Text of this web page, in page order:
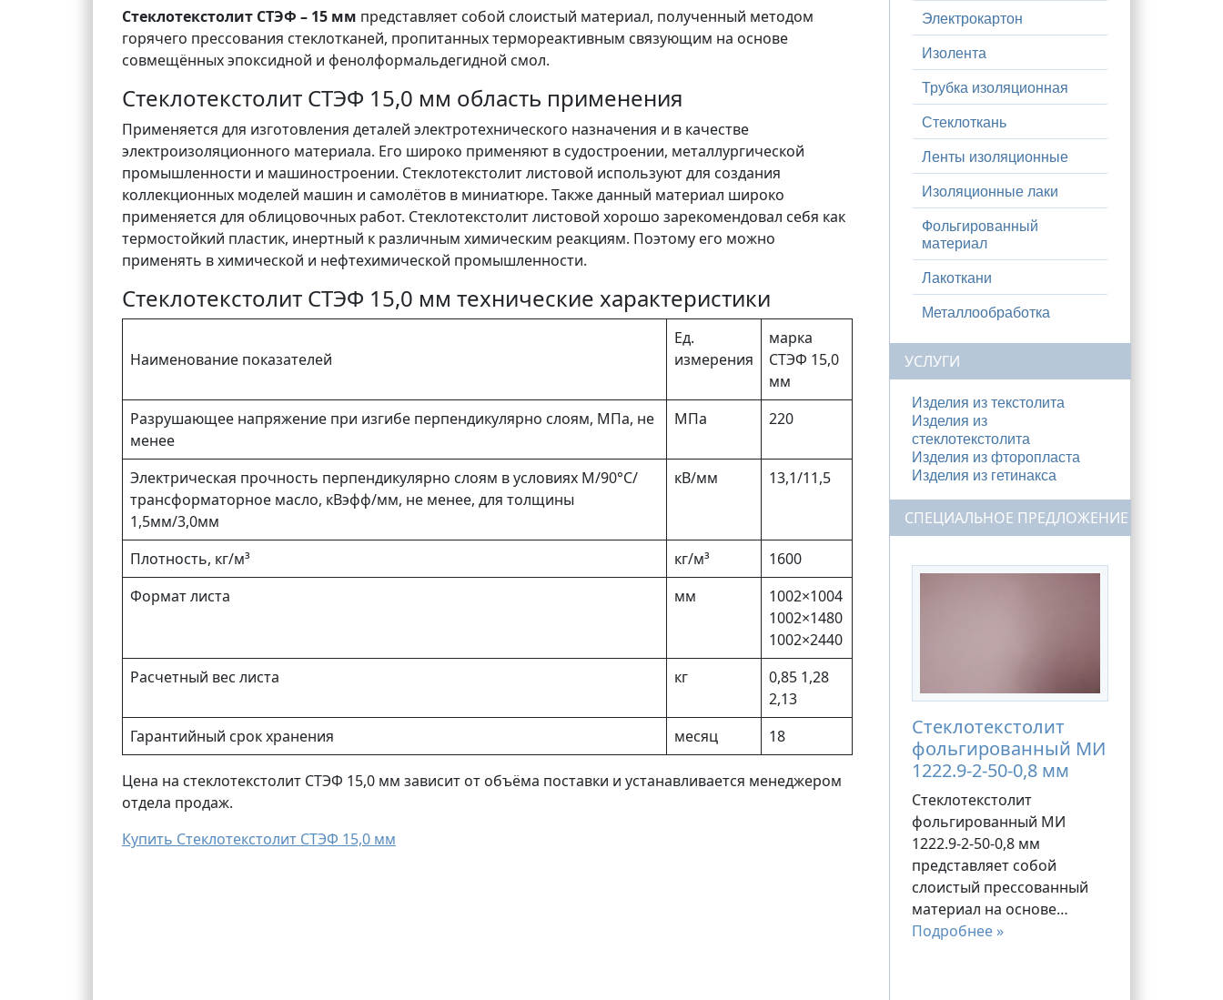
Стеклотекстолит СТЭФ – 15 мм представляет собой слоистый материал, полученный методом
горячего прессования стеклотканей, пропитанных термореактивным связующим на основе
совмещённых эпоксидной и фенолформальдегидной смол.
Стеклотекстолит СТЭФ 15,0 мм область применения
Применяется для изготовления деталей электротехнического назначения и в качестве
электроизоляционного материала. Его широко применяют в судостроении, металлургической
промышленности и машиностроении. Стеклотекстолит листовой используют для создания
коллекционных моделей машин и самолётов в миниатюре. Также данный материал широко
применяется для облицовочных работ. Стеклотекстолит листовой хорошо зарекомендовал себя как
термостойкий пластик, инертный к различным химическим реакциям. Поэтому его можно
применять в химической и нефтехимической промышленности.
Стеклотекстолит СТЭФ 15,0 мм технические характеристики
Наименование показателей
Ед.
измерения
марка
СТЭФ 15,0
мм
Разрушающее напряжение при изгибе перпендикулярно слоям, МПа, не
менее
МПа 220
Электрическая прочность перпендикулярно слоям в условиях М/90°C/
трансформаторное масло, кВэфф/мм, не менее, для толщины
1,5мм/3,0мм
кВ/мм 13,1/11,5
Плотность, кг/м³ кг/м³
1600
Формат листа
мм
1002×1004
1002×1480
1002×2440
Расчетный вес листа
кг
0,85 1,28
2,13
Гарантийный срок хранения
месяц 18
Цена на стеклотекстолит СТЭФ 15,0 мм зависит от объёма поставки и устанавливается менеджером
отдела продаж.
Купить Стеклотекстолит СТЭФ 15,0 мм
Электрокартон
Изолента
Трубка изоляционная
Стеклоткань
Ленты изоляционные
Изоляционные лаки
Фольгированный
материал
Лакоткани
Металлообработка
УСЛУГИ
Изделия из текстолита
Изделия из
стеклотекстолита
Изделия из фторопласта
Изделия из гетинакса
СПЕЦИАЛЬНОЕ ПРЕДЛОЖЕНИЕ
Стеклотекстолит
фольгированный МИ
1222.9-2-50-0,8 мм
Стеклотекстолит
фольгированный МИ
1222.9-2-50-0,8 мм
представляет собой
слоистый прессованный
материал на основе…
Подробнее »